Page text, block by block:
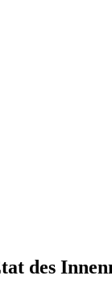
des